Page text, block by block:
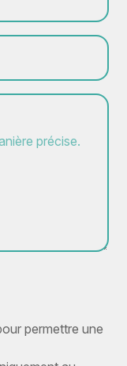
permettre une